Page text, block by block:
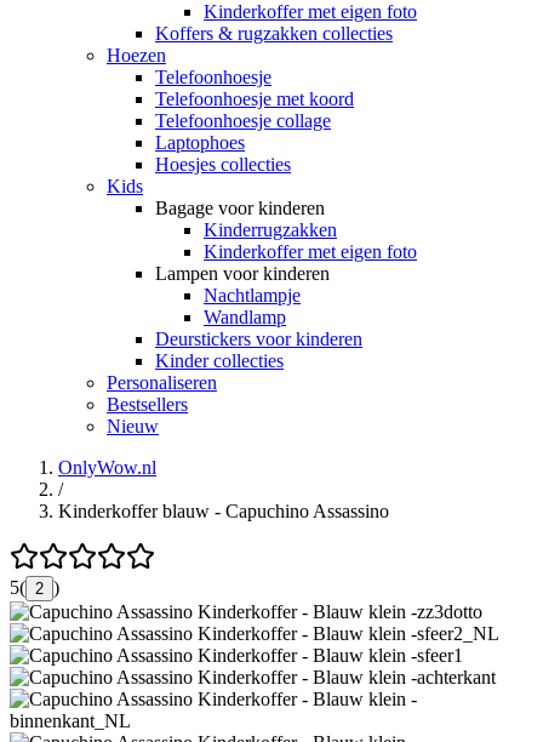
Kinderkoffer met eigen foto
Koffers & rugzakken collecties
Hoezen
Telefoonhoesje
Telefoonhoesje met koord
Telefoonhoesje collage
Laptophoes
Hoesjes collecties
Kids
Bagage voor kinderen
Kinderrugzakken
Kinderkoffer met eigen foto
Lampen voor kinderen
Nachtlampje
Wandlamp
Deurstickers voor kinderen
Kinder collecties
Personaliseren
Bestsellers
Nieuw
OnlyWow.nl
/
Kinderkoffer blauw - Capuchino Assassino
5( 2 )